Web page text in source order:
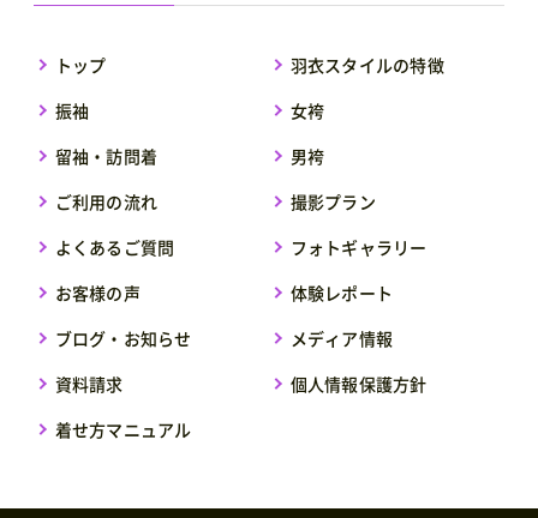
トップ
羽衣スタイルの特徴
振袖
女袴
留袖・訪問着
男袴
ご利用の流れ
撮影プラン
よくあるご質問
フォトギャラリー
お客様の声
体験レポート
ブログ・お知らせ
メディア情報
資料請求
個人情報保護方針
着せ方マニュアル